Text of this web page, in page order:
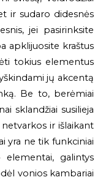
ir sudaro didesnės
jei pasirinksite
apklijuosite kraštus
tokius elementus
jų akcentą
Be to, berėmiai
sklandžiai susilieja
ir išlaikant
yra ne tik funkciniai
elementai, galintys
vonios kambariai